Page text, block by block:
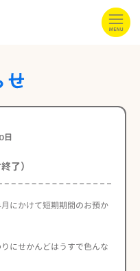
日
了）
にかけて短期期間のお預か
にせかんどはうすで色んな